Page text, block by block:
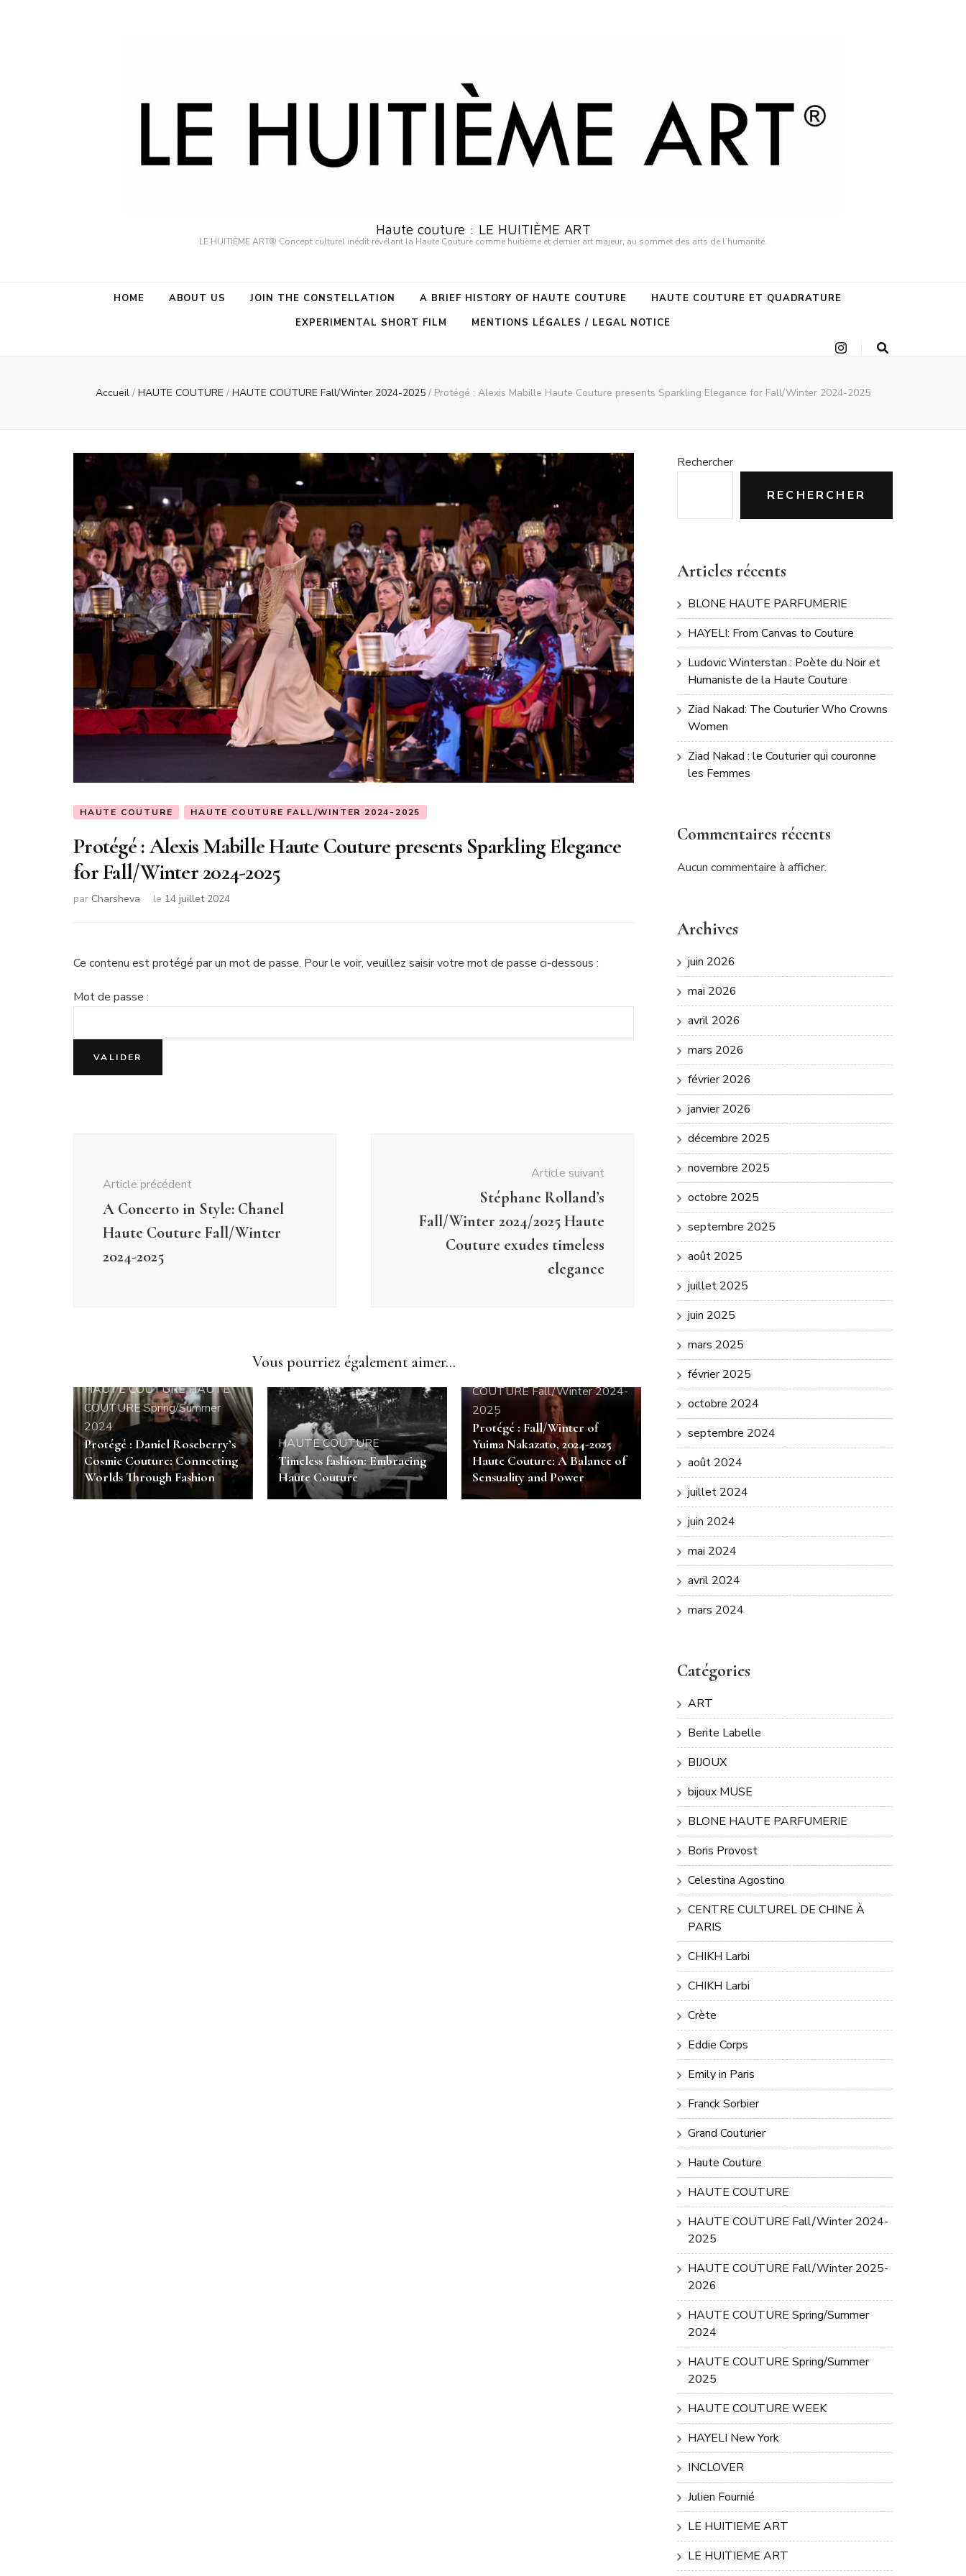
Haute couture : LE HUITIÈME ART
LE HUITIÈME ART® Concept culturel inédit révélant la Haute Couture comme huitième et dernier art majeur, au sommet des arts de l’humanité.
HOME ABOUT US JOIN THE CONSTELLATION A BRIEF HISTORY OF HAUTE COUTURE
HAUTE COUTURE ET QUADRATURE
EXPERIMENTAL SHORT FILM
MENTIONS LÉGALES / LEGAL NOTICE
Accueil / HAUTE COUTURE / HAUTE COUTURE Fall/Winter 2024-2025 / Protégé : Alexis Mabille Haute Couture presents Sparkling Elegance for Fall/Winter 2024-2025
HAUTE COUTURE HAUTE COUTURE FALL/WINTER 2024-2025
Protégé : Alexis Mabille Haute Couture presents Sparkling Elegance
for Fall/Winter 2024-2025
par Charsheva le 14 juillet 2024
Ce contenu est protégé par un mot de passe. Pour le voir, veuillez saisir votre mot de passe ci-dessous :
Mot de passe :
Article précédent
A Concerto in Style: Chanel
Haute Couture Fall/Winter
2024-2025
Article suivant
Stéphane Rolland’s
Fall/Winter 2024/2025 Haute
Couture exudes timeless
elegance
Vous pourriez également aimer...
HAUTE COUTUREHAUTE
COUTURE Spring/Summer
2024
Protégé : Daniel Roseberry’s
Cosmic Couture: Connecting
Worlds Through Fashion
HAUTE COUTURE
Timeless fashion: Embracing
Haute Couture
COUTURE Fall/Winter 2024-
2025
Protégé : Fall/Winter of
Yuima Nakazato, 2024-2025
Haute Couture: A Balance of
Sensuality and Power
Rechercher
RECHERCHER
Articles récents
BLONE HAUTE PARFUMERIE
HAYELI: From Canvas to Couture
Ludovic Winterstan : Poète du Noir et
Humaniste de la Haute Couture
Ziad Nakad: The Couturier Who Crowns
Women
Ziad Nakad : le Couturier qui couronne
les Femmes
Commentaires récents
Aucun commentaire à afficher.
Archives
juin 2026
mai 2026
avril 2026
mars 2026
février 2026
janvier 2026
décembre 2025
novembre 2025
octobre 2025
septembre 2025
août 2025
juillet 2025
juin 2025
mars 2025
février 2025
octobre 2024
septembre 2024
août 2024
juillet 2024
juin 2024
mai 2024
avril 2024
mars 2024
Catégories
ART
Berite Labelle
BIJOUX
bijoux MUSE
BLONE HAUTE PARFUMERIE
Boris Provost
Celestina Agostino
CENTRE CULTUREL DE CHINE À
PARIS
CHIKH Larbi
CHIKH Larbi
Crète
Eddie Corps
Emily in Paris
Franck Sorbier
Grand Couturier
Haute Couture
HAUTE COUTURE
HAUTE COUTURE Fall/Winter 2024-
2025
HAUTE COUTURE Fall/Winter 2025-
2026
HAUTE COUTURE Spring/Summer
2024
HAUTE COUTURE Spring/Summer
2025
HAUTE COUTURE WEEK
HAYELI New York
INCLOVER
Julien Fournié
LE HUITIEME ART
LE HUITIEME ART